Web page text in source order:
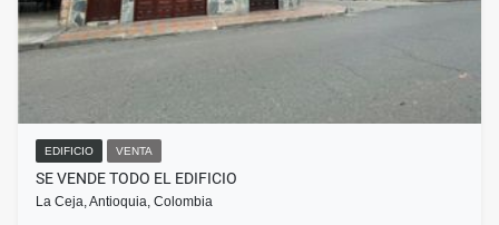
EDIFICIO VENTA
SE VENDE TODO EL EDIFICIO
La Ceja, Antioquia, Colombia